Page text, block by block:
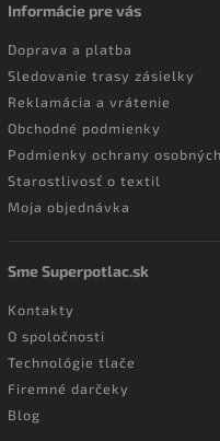
Informácie pre vás
Doprava a platba
Sledovanie trasy zásielky
Reklamácia a vrátenie
Obchodné podmienky
Podmienky ochrany
Starostlivosť o textil
Moja objednávka
Sme Superpotlac.sk
Kontakty
O spoločnosti
Technológie tlače
Firemné darčeky
Blog